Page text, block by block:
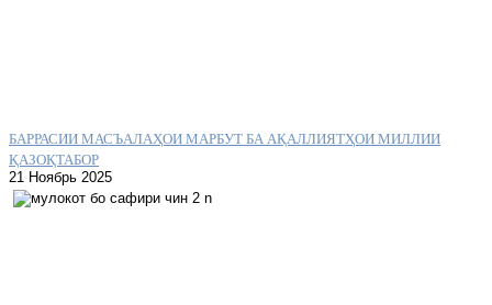
БАРРАСИИ МАСЪАЛАҲОИ МАРБУТ БА АҚАЛЛИЯТҲОИ МИЛЛИИ
ҚАЗОҚТАБОР
21 Ноябрь 2025